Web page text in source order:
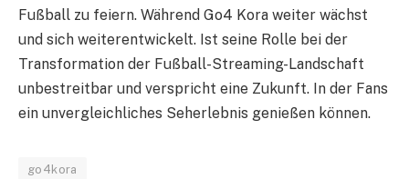
Fußball zu feiern. Während Go4 Kora weiter wächst
und sich weiterentwickelt. Ist seine Rolle bei der
Transformation der Fußball-Streaming-Landschaft
unbestreitbar und verspricht eine Zukunft. In der Fans
ein unvergleichliches Seherlebnis genießen können.
go4kora